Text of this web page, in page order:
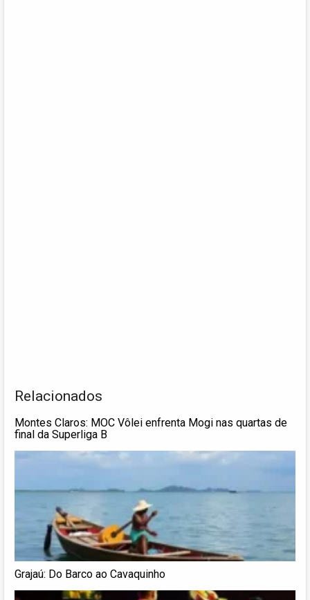
Relacionados
Montes Claros: MOC Vôlei enfrenta Mogi nas quartas de
final da Superliga B
Grajaú: Do Barco ao Cavaquinho